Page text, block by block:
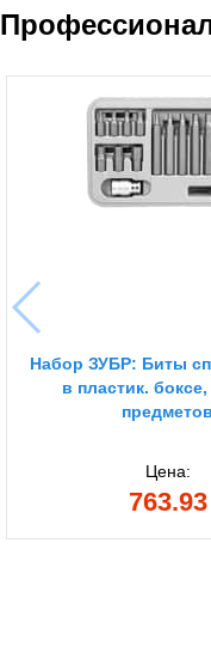
Набор ЗУБР: Биты
в пластик. боксе,
предметов
Цена:
763.93